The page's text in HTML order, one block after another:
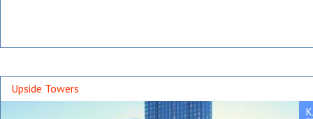
Upside Towers